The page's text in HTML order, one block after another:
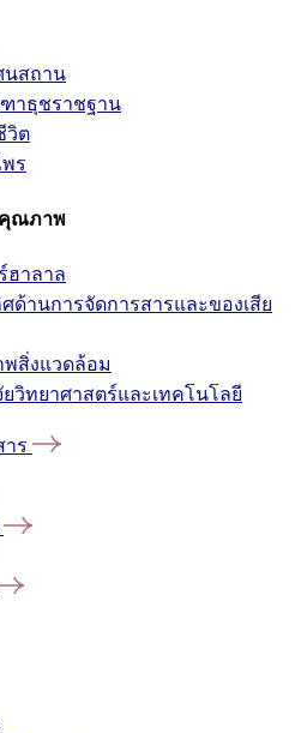
สถาน
าธุชราชฐาน
ต
ร
คุณภาพ
ฮาลาล
ด้านการจัดการสารและของเสีย
สิ่งแวดล้อม
วิทยาศาสตร์และเทคโนโลยี
าร